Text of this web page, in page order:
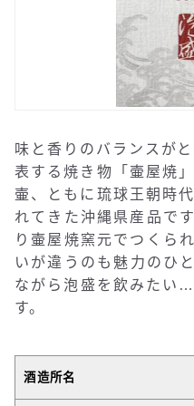
味と香りのバランスが
表する焼き物「壷屋焼
壷、ともに琉球王朝時
れてきた沖縄県産品で
り壷屋焼窯元でつくら
いが違うのも魅力のひ
ながら泡盛を飲みたい
す。
酒造所名